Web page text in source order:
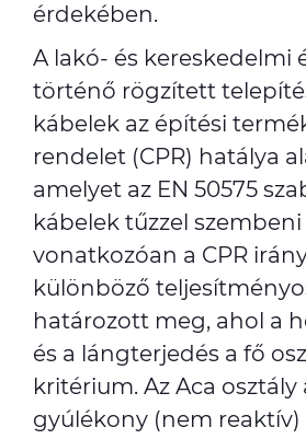
érdekében.
A lakó- és kereskedelmi
történő rögzített
kábelek az építési
rendelet (CPR) hatálya
amelyet az EN 50575
kábelek tűzzel
vonatkozóan a CPR
különböző
határozott meg, ahol a
és a lángterjedés a fő
kritérium. Az Aca osztály
gyúlékony (nem